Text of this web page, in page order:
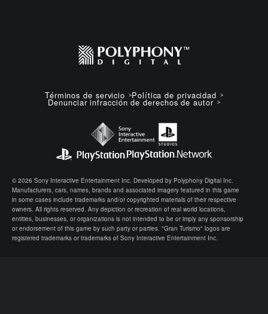
Términos de servicio Política de privacidad
Denunciar infracción de derechos de autor
© 2026 Sony Interactive Entertainment Inc. Developed by Polyphony Digital Inc.
Manufacturers, cars, names, brands and associated imagery featured in this game
in some cases include trademarks and/or copyrighted materials of their respective
owners. All rights reserved. Any depiction or recreation of real world locations,
entities, businesses, or organizations is not intended to be or imply any sponsorship
or endorsement of this game by such party or parties. "Gran Turismo" logos are
registered trademarks or trademarks of Sony Interactive Entertainment Inc.